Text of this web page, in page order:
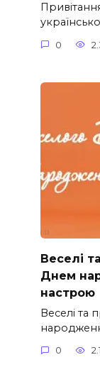
0
Веселі
Днем
настрою
Веселі та
0